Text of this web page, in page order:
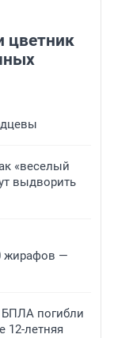
цветник
«веселый
выдворить
жирафов —
погибли
12-летняя